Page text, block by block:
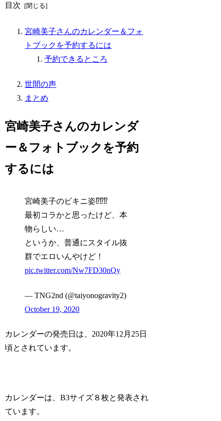
目次
宮崎美子さんのカレンダー＆フォ
トブックを予約するには
予約できるところ
世間の声
まとめ
宮崎美子さんのカレンダ
ー＆フォトブックを予約
するには
宮崎美子のビキニ姿⁉️⁉️⁉️
最初コラかと思ったけど、本
物らしい…
というか、普通にスタイル抜
群でエロいんやけど！
pic.twitter.com/Nw7FD30nQy
— TNG2nd (@taiyonogravity2)
October 19, 2020
カレンダーの発売日は、2020年12月25日
頃とされています。
カレンダーは、B3サイズ８枚と発表され
ています。